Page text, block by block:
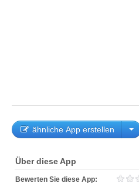
ähnliche App erstellen
Über diese App
Bewerten Sie diese App: